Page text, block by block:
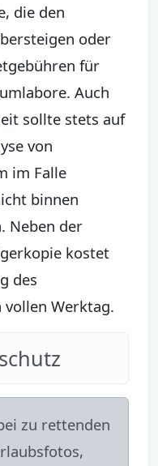
die den
oder
für
Auch
sollte stets auf
von
im Falle
binnen
Neben der
kostet
des
Werktag.
zu rettenden